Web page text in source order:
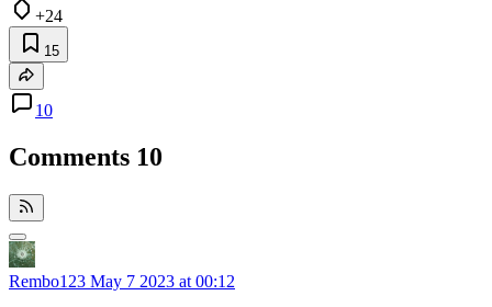
+24
15
10
Comments 10
Rembo123 May 7 2023 at 00:12